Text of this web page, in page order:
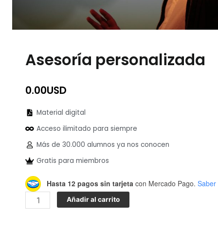
Asesoría personalizada
0.00USD
Material digital
Acceso ilimitado para siempre
Más de 30.000 alumnos ya nos conocen
Gratis para miembros
Hasta 12 pagos sin tarjeta con Mercado Pago.
Asesoría
personalizada
cantidad
Añadir al carrito